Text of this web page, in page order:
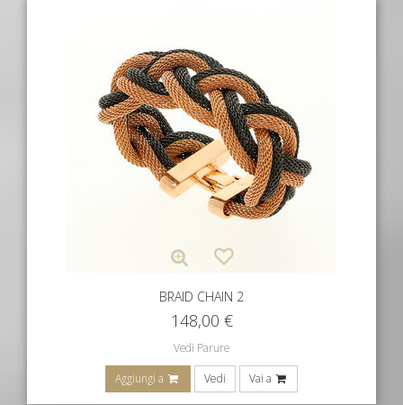
BRAID CHAIN 2
148,00 €
Vedi Parure
Aggiungi a Vedi Vai a